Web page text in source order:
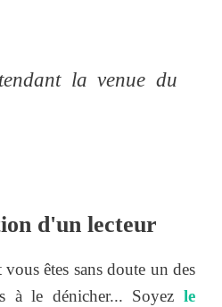
la venue du
d'un lecteur
êtes sans doute un des
à le dénicher... Soyez le